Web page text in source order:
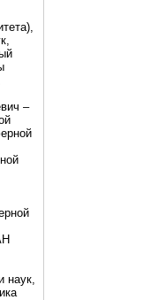
–
наук,